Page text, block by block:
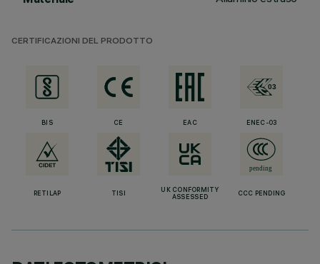
CERTIFICAZIONI DEL PRODOTTO
BIS CE EAC ENEC-03
RETILAP TISI
UK CONFORMITY
ASSESSED
CCC PENDING